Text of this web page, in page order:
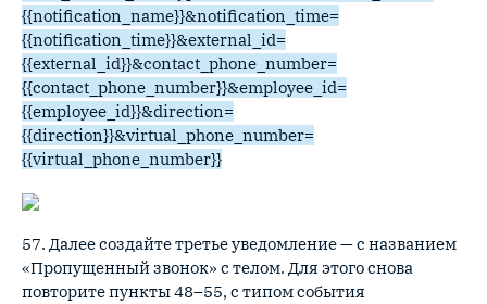
{{notification_name}}&notification_time=
{{notification_time}}&external_id=
{{external_id}}&contact_phone_number=
{{contact_phone_number}}&employee_id=
{{employee_id}}&direction=
{{direction}}&virtual_phone_number=
{{virtual_phone_number}}
57. Далее создайте третье уведомление — с названием
«Пропущенный звонок» с телом. Для этого снова
повторите пункты 48–55, с типом события